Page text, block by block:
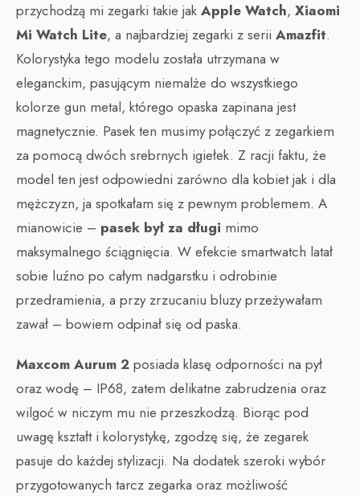
przychodzą mi zegarki takie jak Apple Watch, Xiaomi
Mi Watch Lite, a najbardziej zegarki z serii Amazfit.
Kolorystyka tego modelu została utrzymana w
eleganckim, pasującym niemalże do wszystkiego
kolorze gun metal, którego opaska zapinana jest
magnetycznie. Pasek ten musimy połączyć z zegarkiem
za pomocą dwóch srebrnych igiełek. Z racji faktu, że
model ten jest odpowiedni zarówno dla kobiet jak i dla
mężczyzn, ja spotkałam się z pewnym problemem. A
mianowicie – pasek był za długi mimo
maksymalnego ściągnięcia. W efekcie smartwatch latał
sobie luźno po całym nadgarstku i odrobinie
przedramienia, a przy zrzucaniu bluzy przeżywałam
zawał – bowiem odpinał się od paska.
Maxcom Aurum 2 posiada klasę odporności na pył
oraz wodę – IP68, zatem delikatne zabrudzenia oraz
wilgoć w niczym mu nie przeszkodzą. Biorąc pod
uwagę kształt i kolorystykę, zgodzę się, że zegarek
pasuje do każdej stylizacji. Na dodatek szeroki wybór
przygotowanych tarcz zegarka oraz możliwość